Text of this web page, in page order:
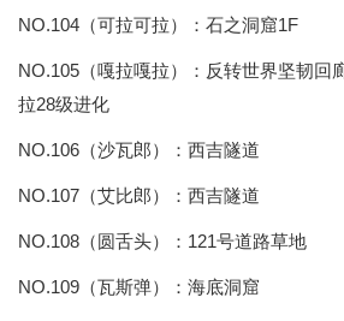
NO.104（可拉可拉）：石之洞窟1F
NO.105（嘎拉嘎拉）：反转世界坚韧回
拉28级进化
NO.106（沙瓦郎）：西吉隧道
NO.107（艾比郎）：西吉隧道
NO.108（圆舌头）：121号道路草地
NO.109（瓦斯弹）：海底洞窟